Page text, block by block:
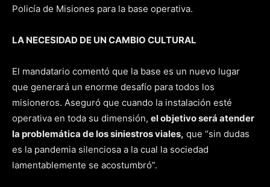
Policía de Misiones para la base operativa.
LA NECESIDAD DE UN CAMBIO CULTURAL
El mandatario comentó que la base es un nuevo lugar
que generará un enorme desafío para todos los
misioneros. Aseguró que cuando la instalación esté
operativa en toda su dimensión, el objetivo será atender
la problemática de los siniestros viales, que “sin dudas
es la pandemia silenciosa a la cual la sociedad
lamentablemente se acostumbró”.